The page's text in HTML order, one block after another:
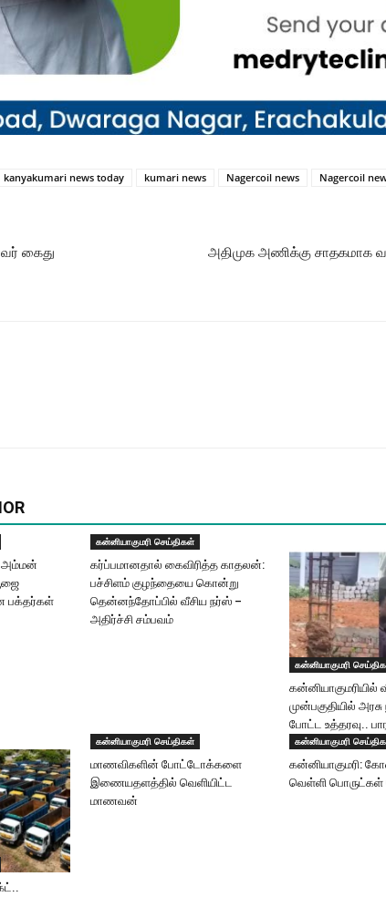
kanyakumari news today kumari news Nagercoil news Nagercoil
கைது
அதிமுக அணிக்கு சாதகமாக
அம்மன்
பக்தர்கள்
கன்னியாகுமரி செய்திகள்
கர்ப்பமானதால் கைவிரித்த காதலன்:
பச்சிளம் குழந்தையை கொன்று
தென்னந்தோப்பில் வீசிய நர்ஸ் –
அதிர்ச்சி சம்பவம்
கன்னியாகுமரி
கன்னியாகுமரியில்
முன்பகுதியில்
போட்ட உத்தரவு..
கன்னியாகுமரி செய்திகள்
மாணவிகளின் போட்டோக்களை
இணையதளத்தில் வெளியிட்ட
மாணவன்
கன்னியாகுமரி
கன்னியாகுமரி:
வெள்ளி